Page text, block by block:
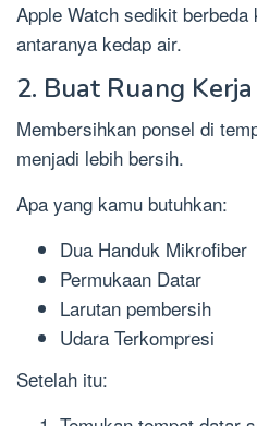
Apple Watch sedikit berbeda
antaranya kedap air.
2. Buat Ruang Kerja
Membersihkan ponsel di
menjadi lebih bersih.
Apa yang kamu butuhkan:
Dua Handuk Mikrofiber
Permukaan Datar
Larutan pembersih
Udara Terkompresi
Setelah itu: